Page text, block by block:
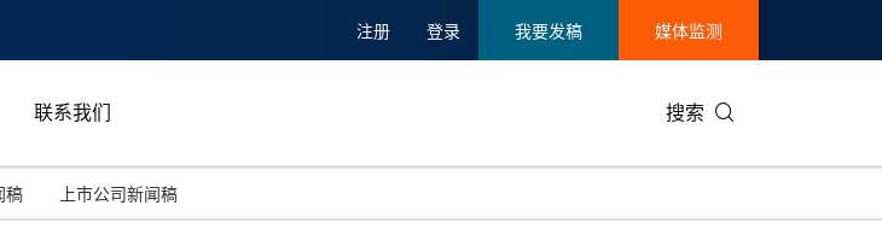
注册 登录 我要发稿 媒体监测
联系我们 搜索
稿 上市公司新闻稿